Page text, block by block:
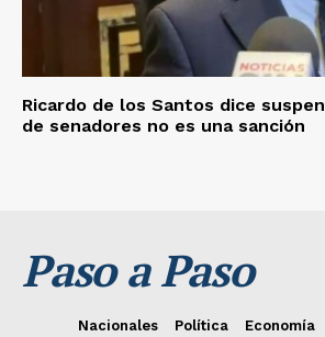
Ricardo de los Santos dice
de senadores no es una sanción
Paso a Paso
Nacionales Política Economía